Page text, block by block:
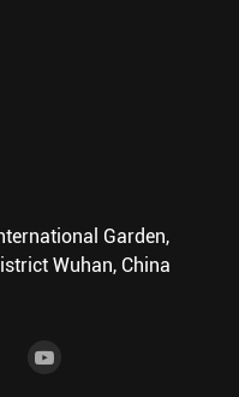
Garden,
Wuhan, China